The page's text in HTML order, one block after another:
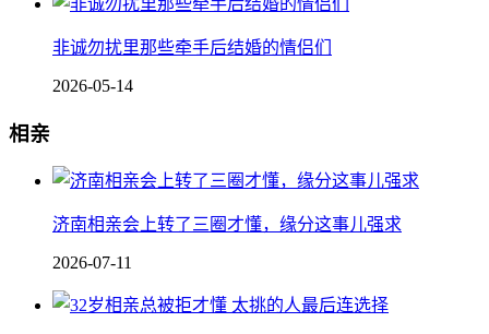
非诚勿扰里那些牵手后结婚的情侣们
2026-05-14
相亲
济南相亲会上转了三圈才懂，缘分这事儿强求
2026-07-11